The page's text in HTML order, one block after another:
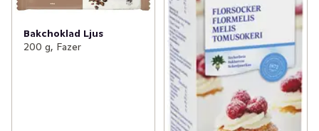
Bakchoklad Ljus
200 g, Fazer